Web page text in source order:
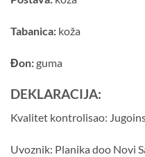
Tabanica: koža
Đon:guma
DEKLARACIJA:
Kvalitet kontrolisao:
Uvoznik: Planika doo Novi